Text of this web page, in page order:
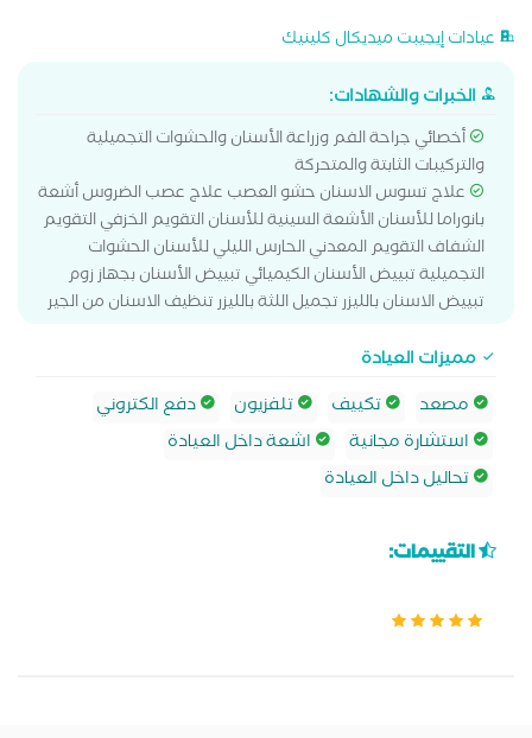
عيادات إيجيبت ميديكال كلينيك
الخبرات والشهادات:
أخصائي جراحة الفم وزراعة الأسنان والحشوات التجميلية
والتركيبات الثابتة والمتحركة
علاج تسوس الاسنان حشو العصب علاج عصب الضروس أشعة
بانوراما للأسنان الأشعة السينية للأسنان التقويم الخزفي التقويم
الشفاف التقويم المعدني الحارس الليلي للأسنان الحشوات
التجميلية تبييض الأسنان الكيميائي تبييض الأسنان بجهاز زوم
تبييض الاسنان بالليزر تجميل اللثة بالليزر تنظيف الاسنان من الجير
مميزات العيادة
مصعد
تكييف تلفزيون
دفع الكتروني
استشارة مجانية
اشعة داخل العيادة
تحاليل داخل العيادة
التقييمات: